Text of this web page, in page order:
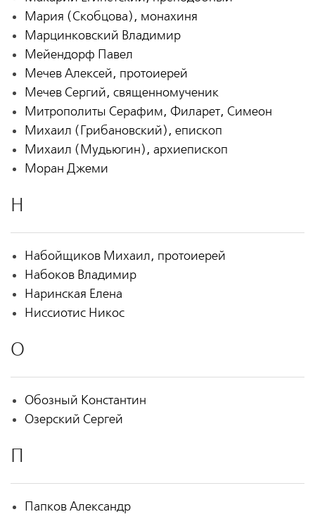
Мария (Скобцова), монахиня
Марцинковский Владимир
Мейендорф Павел
Мечев Алексей, протоиерей
Мечев Сергий, священномученик
Митрополиты Серафим, Филарет, Симеон
Михаил (Грибановский), епископ
Михаил (Мудьюгин), архиепископ
Моран Джеми
Н
Набойщиков Михаил, протоиерей
Набоков Владимир
Наринская Елена
Ниссиотис Никос
О
Обозный Константин
Озерский Сергей
П
Папков Александр